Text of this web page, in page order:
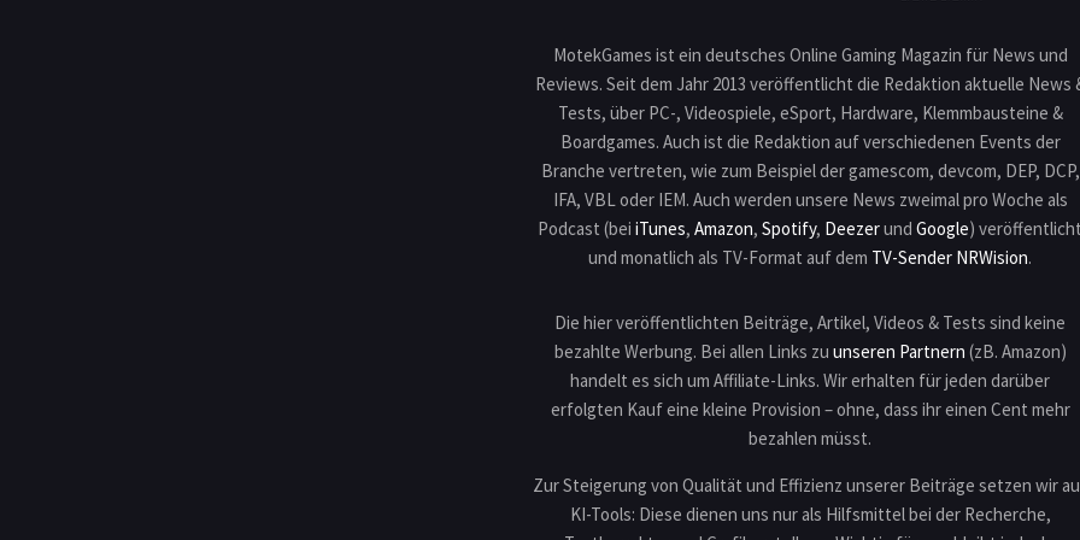
MotekGames ist ein deutsches Online Gaming Magazin für News und
Reviews. Seit dem Jahr 2013 veröffentlicht die Redaktion aktuelle News
Tests, über PC-, Videospiele, eSport, Hardware, Klemmbausteine &
Boardgames. Auch ist die Redaktion auf verschiedenen Events der
Branche vertreten, wie zum Beispiel der gamescom, devcom, DEP, DCP,
IFA, VBL oder IEM. Auch werden unsere News zweimal pro Woche als
Podcast (bei iTunes, Amazon, Spotify, Deezerund Google) veröffentlicht
und monatlich als TV-Format auf dem TV-Sender NRWision.
Die hier veröffentlichten Beiträge, Artikel, Videos & Tests sind keine
bezahlte Werbung. Bei allen Links zu unseren Partnern (zB. Amazon)
handelt es sich um Affiliate-Links. Wir erhalten für jeden darüber
erfolgten Kauf eine kleine Provision – ohne, dass ihr einen Cent mehr
bezahlen müsst.
Zur Steigerung von Qualität und Effizienz unserer Beiträge setzen wir
KI-Tools: Diese dienen uns nur als Hilfsmittel bei der Recherche,